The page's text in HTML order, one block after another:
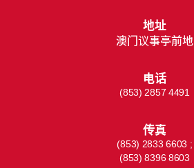
地址
澳门议事亭前地
电话
(853) 2857 4491
传真
(853) 2833 6603 ;
(853) 8396 8603